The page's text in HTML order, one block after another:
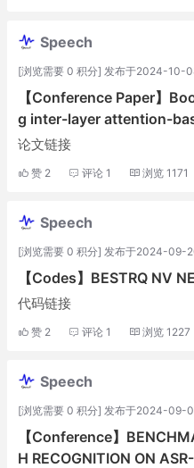
Speech
[浏览需要 0 积分] 发布于2024-10-
【Conference Paper】
g inter-layer attention-
论文链接
赞 2 评论 1 浏览 1171
Speech
[浏览需要 0 积分] 发布于2024-09-
【Codes】BESTRQ NV
代码链接
赞 2 评论 1 浏览 1227
Speech
[浏览需要 0 积分] 发布于2024-09-
【Conference】
H RECOGNITION ON